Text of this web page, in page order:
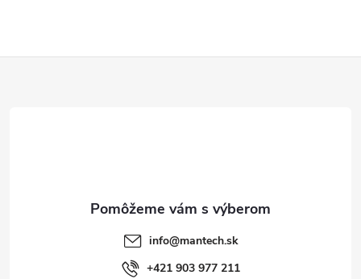
info@mantech.sk
+421 903 977 211